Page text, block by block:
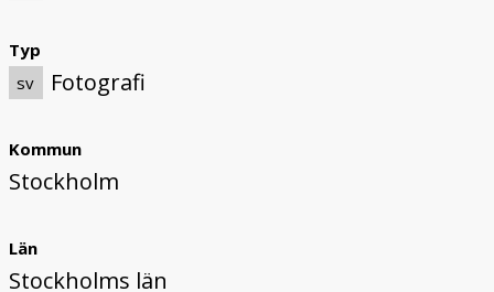
Typ
sv
Fotografi
Kommun
Stockholm
Län
Stockholms län